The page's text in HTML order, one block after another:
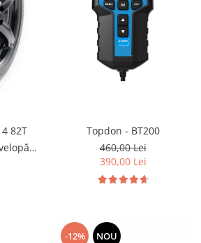
82T
Topdon - BT200
460,00 Lei
390,00 Lei
-12% NOU